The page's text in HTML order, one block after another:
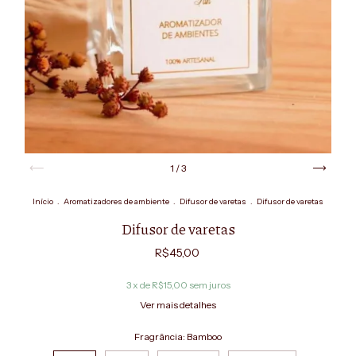
1 /3
Início Aromatizadores de ambiente Difusor de varetas Difusor de varetas
Difusor de varetas
R$45,00
3 x de R$15,00 sem juros
Ver mais detalhes
Fragrância: Bamboo